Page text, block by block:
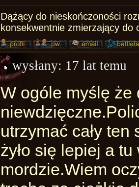
Dążący do nieskończoności
konsekwentnie zmierzający do
wysłany: 17 lat temu
W ogóle myślę że
utrzymać cały
żyło się lepiej a
mordzie.Wiem